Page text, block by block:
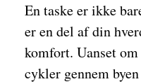
En taske er ikke
er en del af din
komfort. Uanset
cykler gennem